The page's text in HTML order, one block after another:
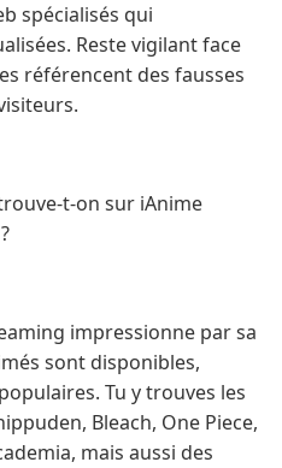
spécialisés qui
Reste vigilant face
référencent des fausses
t-on sur iAnime
impressionne par sa
sont disponibles,
Tu y trouves les
Bleach, One Piece,
mais aussi des